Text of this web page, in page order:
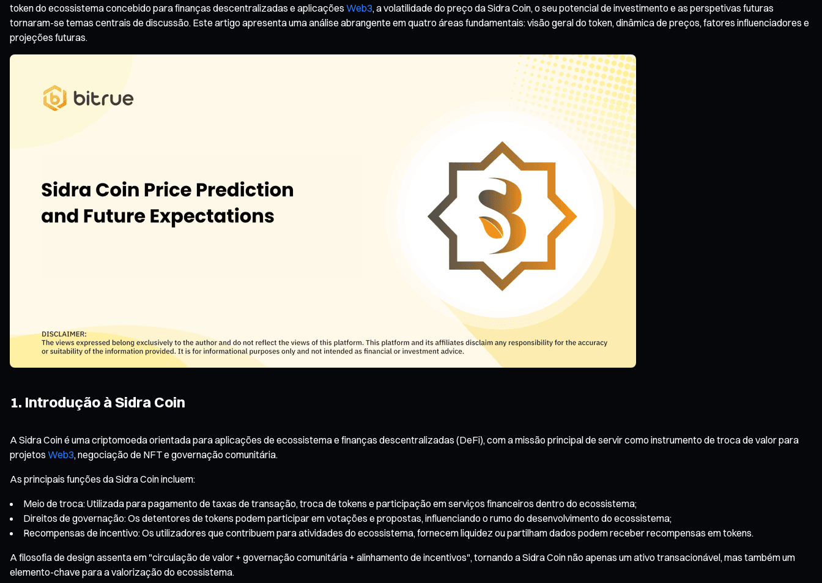
token do ecossistema concebido para finanças descentralizadas e aplicações Web3, a volatilidade do preço da Sidra Coin, o seu potencial de investimento e as perspetivas futuras
tornaram-se temas centrais de discussão. Este artigo apresenta uma análise abrangente em quatro áreas fundamentais: visão geral do token, dinâmica de preços, fatores influenciadores e
projeções futuras.
1. Introdução à Sidra Coin
A Sidra Coin é uma criptomoeda orientada para aplicações de ecossistema e finanças descentralizadas (DeFi), com a missão principal de servir como instrumento de troca de valor para
projetos Web3, negociação de NFT e governação comunitária.
As principais funções da Sidra Coin incluem:
Meio de troca: Utilizada para pagamento de taxas de transação, troca de tokens e participação em serviços financeiros dentro do ecossistema;
Direitos de governação: Os detentores de tokens podem participar em votações e propostas, influenciando o rumo do desenvolvimento do ecossistema;
Recompensas de incentivo: Os utilizadores que contribuem para atividades do ecossistema, fornecem liquidez ou partilham dados podem receber recompensas em tokens.
A filosofia de design assenta em "circulação de valor + governação comunitária + alinhamento de incentivos", tornando a Sidra Coin não apenas um ativo transacionável, mas também um
elemento-chave para a valorização do ecossistema.